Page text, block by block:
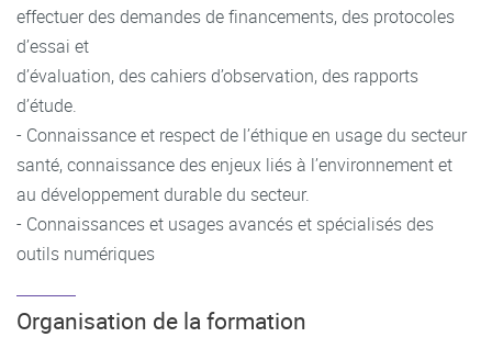
effectuer des demandes de financements, des protocoles
d’essai et
d’évaluation, des cahiers d’observation, des rapports
d’étude.
- Connaissance et respect de l’éthique en usage du secteur
santé, connaissance des enjeux liés à l’environnement et
au développement durable du secteur.
- Connaissances et usages avancés et spécialisés des
outils numériques
Organisation de la formation